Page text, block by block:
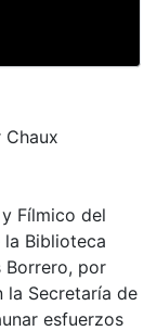
Chaux
Fílmico del
la Biblioteca
Borrero, por
Secretaría de
esfuerzos